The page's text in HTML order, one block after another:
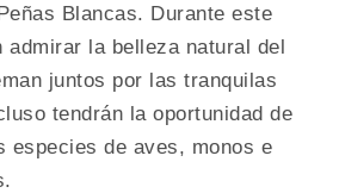
Blancas. Durante este
admirar la belleza natural del
juntos por las tranquilas
tendrán la oportunidad de
especies de aves, monos e